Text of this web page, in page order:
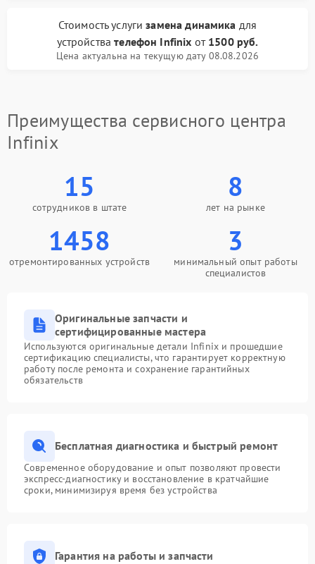
Стоимость услугизамена динамика для
устройствателефон Infinix от 1500 руб.
Цена актуальна на текущую дату 08.08.2026
Преимущества сервисного центра
Infinix
15
сотрудников в штате
8
лет на рынке
1458
отремонтированных устройств
3
минимальный опыт работы
специалистов
Оригинальные запчасти и
сертифицированные мастера
Используются оригинальные детали Infinix и прошедшие
сертификацию специалисты, что гарантирует корректную
работу после ремонта и сохранение гарантийных
обязательств
Бесплатная диагностика и быстрый ремонт
Современное оборудование и опыт позволяют провести
экспресс-диагностику и восстановление в кратчайшие
сроки, минимизируя время без устройства
Гарантия на работы и запчасти